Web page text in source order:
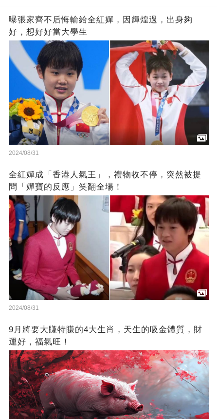
曝張家齊不后悔輸給全紅嬋，因輝煌過，出身夠
好，想好好當大學生
2024/08/31
全紅嬋成「香港人氣王」，禮物收不停，突然被提
問「嬋寶的反應」笑翻全場！
2024/08/31
9月將要大賺特賺的4大生肖，天生的吸金體質，財
運好，福氣旺！